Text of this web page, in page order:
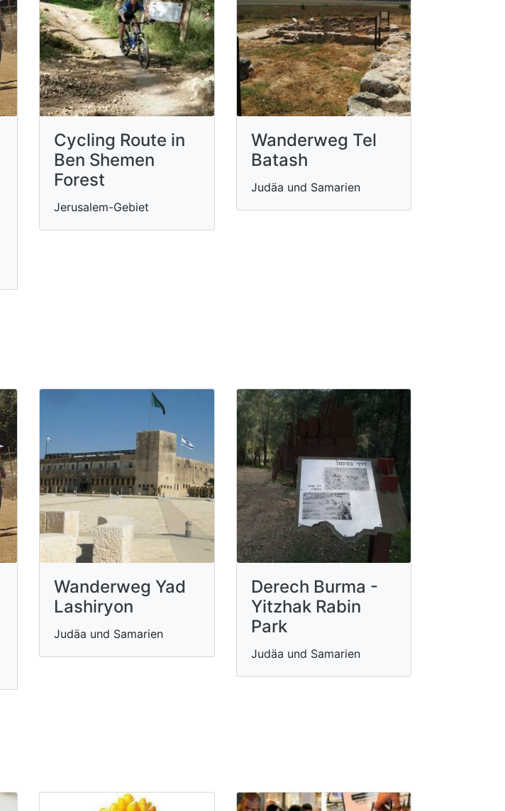
Cycling Route in
Ben Shemen
Forest
Jerusalem-Gebiet
Wanderweg Tel
Batash
Judäa und Samarien
Wanderweg Yad
Lashiryon
Judäa und Samarien
Derech Burma -
Yitzhak Rabin
Park
Judäa und Samarien